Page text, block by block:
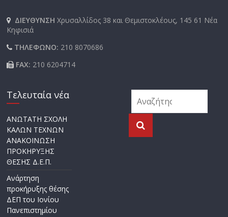
ΔΙΕΥΘΥΝΣΗΧρυσαλλίδος 38 και Θεμιστοκλέους, 145 61 Νέα
Κηφισιά
ΤΗΛΕΦΩΝΟ: 210 8070686
FAX: 210 6204714
Τελευταία νέα
ΑΝΩΤΑΤΗ ΣΧΟΛΗ
ΚΑΛΩΝ ΤΕΧΝΩΝ
ΑΝΑΚΟΙΝΩΣΗ
ΠΡΟΚΗΡΥΞΗΣ
ΘΕΣΗΣ Δ.Ε.Π.
Ανάρτηση
προκήρυξης θέσης
ΔΕΠ του Ιονίου
Πανεπιστημίου